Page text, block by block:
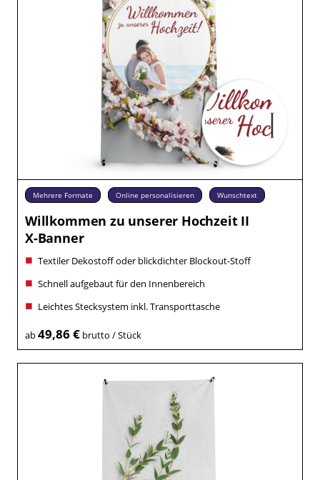
Mehrere Formate Online personalisieren Wunschtext
Willkommen zu unserer Hochzeit II
X-Banner
Textiler Dekostoff oder blickdichter Blockout-Stoff
Schnell aufgebaut für den Innenbereich
Leichtes Stecksystem inkl. Transporttasche
ab49,86 €brutto / Stück